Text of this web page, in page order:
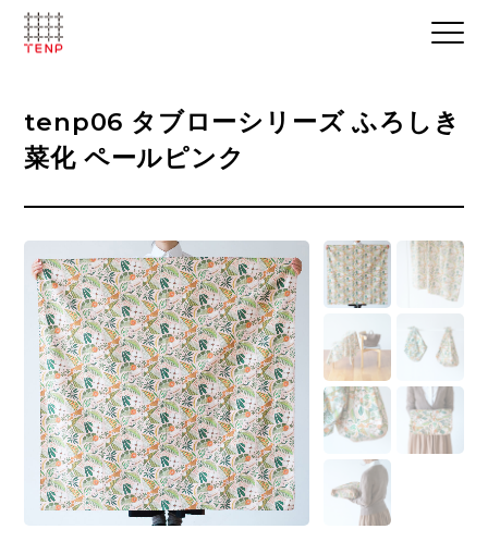
tenp06 タブローシリーズ ふろしき
菜化 ペールピンク